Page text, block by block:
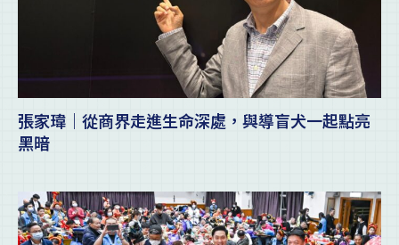
張家瑋｜從商界走進生命深處，與導盲犬一起點亮
黑暗